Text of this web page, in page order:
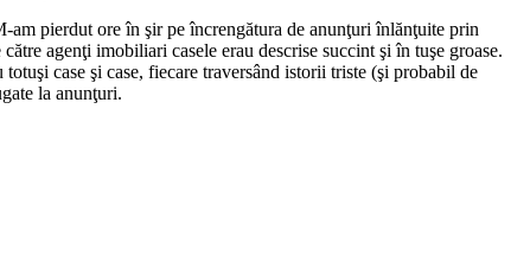
am pierdut ore în şir pe încrengătura de anunţuri înlănţuite prin
agenţi imobiliari casele erau descrise succint şi în tuşe groase.
case şi case, fiecare traversând istorii triste (şi probabil de
la anunţuri.